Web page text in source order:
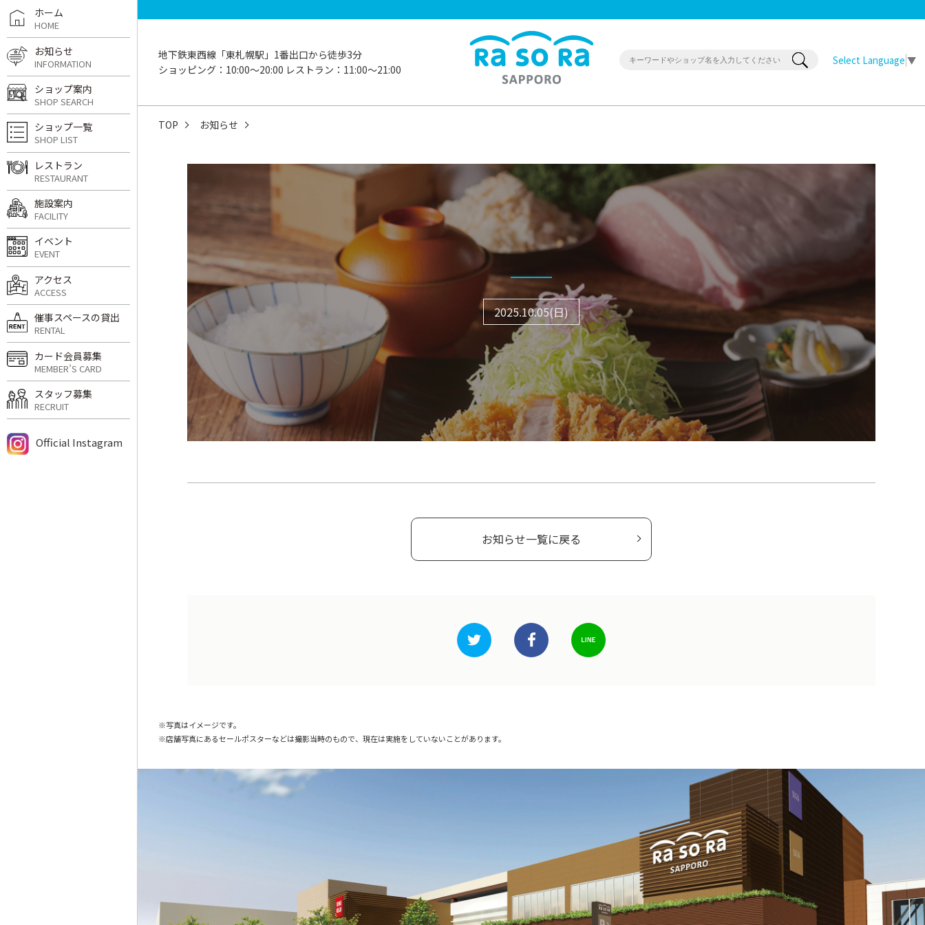
地下鉄東西線「東札幌駅」1番出口から徒歩3分
ショッピング：10:00〜20:00 レストラン：11:00〜21:00
Select Language ▼
TOP お知らせ
2025.10.05(日)
お知らせ一覧に戻る
写真はイメージです。
店舗写真にあるセールポスターなどは撮影当時のもので、現在は実施をしていないことがあります。
ホーム
HOME
お知らせ
INFORMATION
ショップ案内
SHOP SEARCH
ショップ一覧
SHOP LIST
レストラン
RESTAURANT
施設案内
FACILITY
イベント
EVENT
アクセス
ACCESS
催事スペースの貸出
RENTAL
カード会員募集
MEMBER’S CARD
スタッフ募集
RECRUIT
Official Instagram